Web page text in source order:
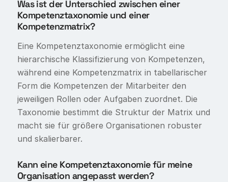
Was ist der Unterschied zwischen einer
Kompetenztaxonomie und einer
Kompetenzmatrix?
Eine Kompetenztaxonomie ermöglicht eine
hierarchische Klassifizierung von Kompetenzen,
während eine Kompetenzmatrix in tabellarischer
Form die Kompetenzen der Mitarbeiter den
jeweiligen Rollen oder Aufgaben zuordnet. Die
Taxonomie bestimmt die Struktur der Matrix und
macht sie für größere Organisationen robuster
und skalierbarer.
Kann eine Kompetenztaxonomie für meine
Organisation angepasst werden?